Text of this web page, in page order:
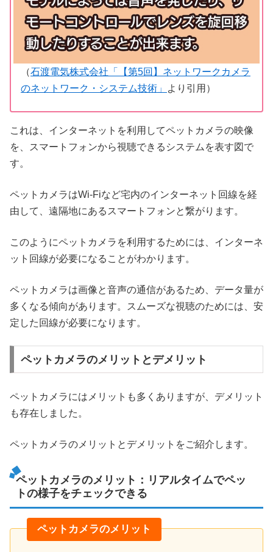
（石渡電気株式会社「【第5回】ネットワークカメラ
のネットワーク・システム技術」
より引用）
これは、インターネットを利用してペットカメラの映像
を、スマートフォンから視聴できるシステムを表す図で
す。
ペットカメラはWi-Fiなど宅内のインターネット回線を経
由して、遠隔地にあるスマートフォンと繋がります。
このようにペットカメラを利用するためには、インターネ
ット回線が必要になることがわかります。
ペットカメラは画像と音声の通信があるため、データ量が
多くなる傾向があります。スムーズな視聴のためには、安
定した回線が必要になります。
ペットカメラのメリットとデメリット
ペットカメラにはメリットも多くありますが、デメリット
も存在しました。
ペットカメラのメリットとデメリットをご紹介します。
ペットカメラのメリット：リアルタイムでペッ
トの様子をチェックできる
ペットカメラのメリット